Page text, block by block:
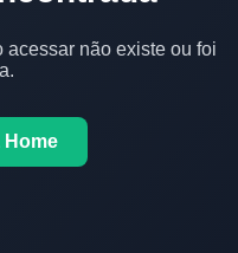
acessar não existe ou foi
Home